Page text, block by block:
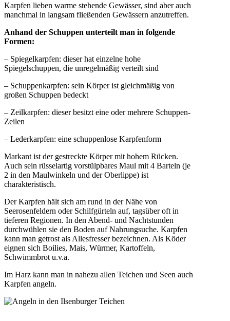
Karpfen lieben warme stehende Gewässer, sind aber auch
manchmal in langsam fließenden Gewässern anzutreffen.
Anhand der Schuppen unterteilt man in folgende
Formen:
– Spiegelkarpfen: dieser hat einzelne hohe
Spiegelschuppen, die unregelmäßig verteilt sind
– Schuppenkarpfen: sein Körper ist gleichmäßig von
großen Schuppen bedeckt
– Zeilkarpfen: dieser besitzt eine oder mehrere Schuppen-
Zeilen
– Lederkarpfen: eine schuppenlose Karpfenform
Markant ist der gestreckte Körper mit hohem Rücken.
Auch sein rüsselartig vorstülpbares Maul mit 4 Barteln (je
2 in den Maulwinkeln und der Oberlippe) ist
charakteristisch.
Der Karpfen hält sich am rund in der Nähe von
Seerosenfeldern oder Schilfgürteln auf, tagsüber oft in
tieferen Regionen. In den Abend- und Nachtstunden
durchwühlen sie den Boden auf Nahrungsuche. Karpfen
kann man getrost als Allesfresser bezeichnen. Als Köder
eignen sich Boilies, Mais, Würmer, Kartoffeln,
Schwimmbrot u.v.a.
Im Harz kann man in nahezu allen Teichen und Seen auch
Karpfen angeln.